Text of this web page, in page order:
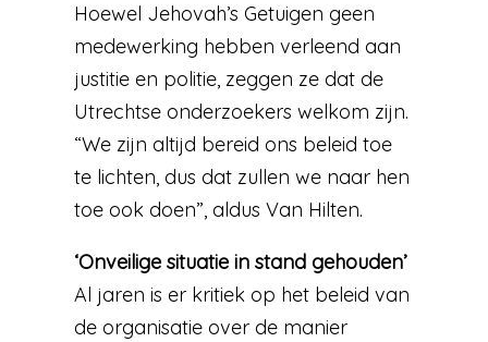
Hoewel Jehovah’s Getuigen geen
medewerking hebben verleend aan
justitie en politie, zeggen ze dat de
Utrechtse onderzoekers welkom zijn.
“We zijn altijd bereid ons beleid toe
te lichten, dus dat zullen we naar hen
toe ook doen”, aldus Van Hilten.
‘Onveilige situatie in stand gehouden’
Al jaren is er kritiek op het beleid van
de organisatie over de manier